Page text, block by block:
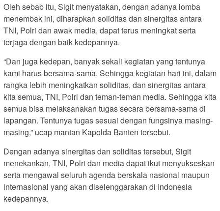
Oleh sebab itu, Sigit menyatakan, dengan adanya lomba
menembak ini, diharapkan soliditas dan sinergitas antara
TNI, Polri dan awak media, dapat terus meningkat serta
terjaga dengan baik kedepannya.
“Dan juga kedepan, banyak sekali kegiatan yang tentunya
kami harus bersama-sama. Sehingga kegiatan hari ini, dalam
rangka lebih meningkatkan soliditas, dan sinergitas antara
kita semua, TNI, Polri dan teman-teman media. Sehingga kita
semua bisa melaksanakan tugas secara bersama-sama di
lapangan. Tentunya tugas sesuai dengan fungsinya masing-
masing,” ucap mantan Kapolda Banten tersebut.
Dengan adanya sinergitas dan soliditas tersebut, Sigit
menekankan, TNI, Polri dan media dapat ikut menyukseskan
serta mengawal seluruh agenda berskala nasional maupun
internasional yang akan diselenggarakan di Indonesia
kedepannya.